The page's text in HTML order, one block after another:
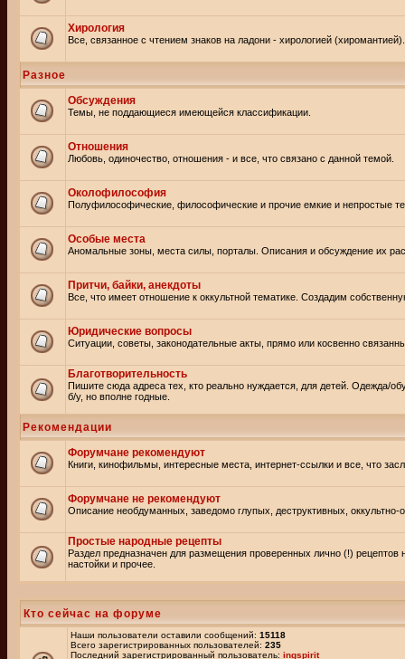
Хирология
Все, связанное с чтением знаков на ладони - хирологией (хиромантией).
Разное
Обсуждения
Темы, не поддающиеся имеющейся классификации.
Отношения
Любовь, одиночество, отношения - и все, что связано с данной темой.
Околофилософия
Полуфилософические, философические и прочие емкие и непростые
Особые места
Аномальные зоны, места силы, порталы. Описания и обсуждение их
Притчи, байки, анекдоты
Все, что имеет отношение к оккультной тематике. Создадим
Юридические вопросы
Ситуации, советы, законодательные акты, прямо или косвенно
Благотворительность
Пишите сюда адреса тех, кто реально нуждается, для детей. Одежда/
б/у, но вполне годные.
Рекомендации
Форумчане рекомендуют
Книги, кинофильмы, интересные места, интернет-ссылки и все, что
Форумчане не рекомендуют
Описание необдуманных, заведомо глупых, деструктивных, оккультно-
Простые народные рецепты
Раздел предназначен для размещения проверенных лично (!)
настойки и прочее.
Кто сейчас на форуме
Наши пользователи оставили сообщений: 15118
Всего зарегистрированных пользователей: 235
Последний зарегистрированный пользователь: ingspirit